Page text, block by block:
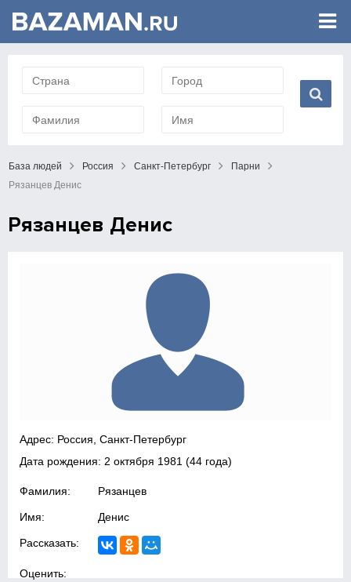
База людей Россия Санкт-Петербург
Парни
Рязанцев Денис
Рязанцев Денис
Адрес: Россия, Санкт-Петербург
Дата рождения: 2 октября 1981 (44 года)
Фамилия: Рязанцев
Имя: Денис
Рассказать:
Оценить: